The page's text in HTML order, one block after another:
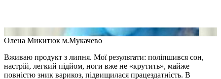
Олена Микитюк м.Мукачево
Вживаю продукт з липня. Мої результати: поліпшився сон,
настрій, легкий підйом, ноги вже не «крутить», майже
повністю зник варикоз, підвищилася працездатність. В